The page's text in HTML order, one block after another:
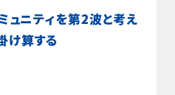
ュニティを第2波と考え
け算する